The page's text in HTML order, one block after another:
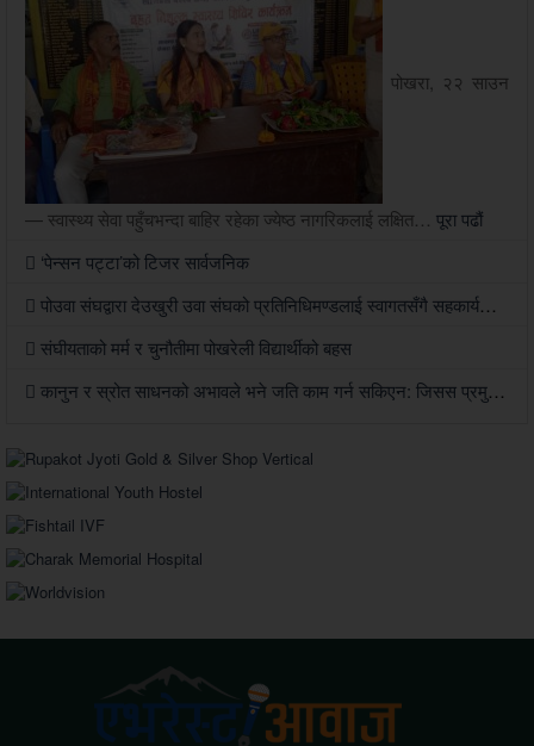
पोखरा, २२ साउन
— स्वास्थ्य सेवा पहुँचभन्दा बाहिर रहेका ज्येष्ठ नागरिकलाई लक्षित… पूरा पढौं
‘पेन्सन पट्टा’को टिजर सार्वजनिक
पोउवा संघद्वारा देउखुरी उवा संघको प्रतिनिधिमण्डलाई स्वागतसँगै सहकार्यको सहमति
संघीयताको मर्म र चुनौतीमा पोखरेली विद्यार्थीको बहस
कानुन र स्रोत साधनको अभावले भने जति काम गर्न सकिएन: जिसस प्रमुख पौडेल